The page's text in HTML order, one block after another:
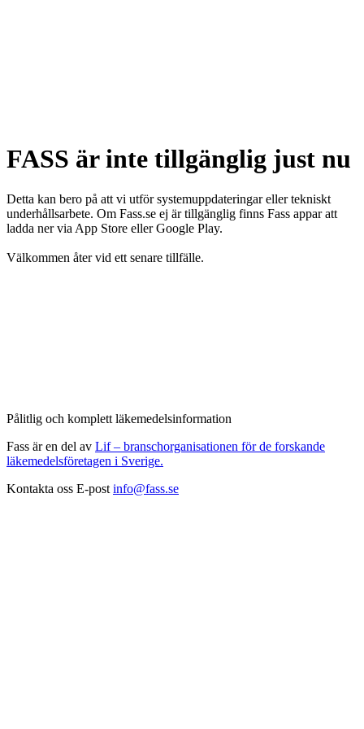
FASS är inte tillgänglig just nu
Detta kan bero på att vi utför systemuppdateringar eller tekniskt
underhållsarbete. Om Fass.se ej är tillgänglig finns Fass appar att
ladda ner via App Store eller Google Play.
Välkommen åter vid ett senare tillfälle.
Pålitlig och komplett läkemedelsinformation
Fass är en del av Lif – branschorganisationen för de forskande
läkemedelsföretagen i Sverige.
Kontakta oss E-post info@fass.se